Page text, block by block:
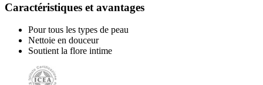
Caractéristiques et avantages
Pour tous les types de peau
Nettoie en douceur
Soutient la flore intime